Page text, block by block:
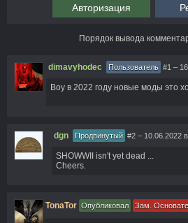
Авторизация
Порядок вывода
dimavyhodec Пользователь #1 –
Воу в 2022 году новые моды это
dgn Продвинутый #2 – 10.06.2022
SHOWWII isn't yet dead ...
Cheers.
TonaTor Опубликовал Зам.